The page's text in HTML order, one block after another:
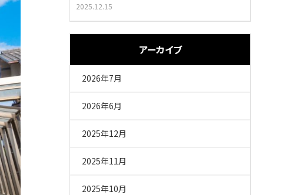
2025.12.15
アーカイブ
2026年7月
2026年6月
2025年12月
2025年11月
2025年10月